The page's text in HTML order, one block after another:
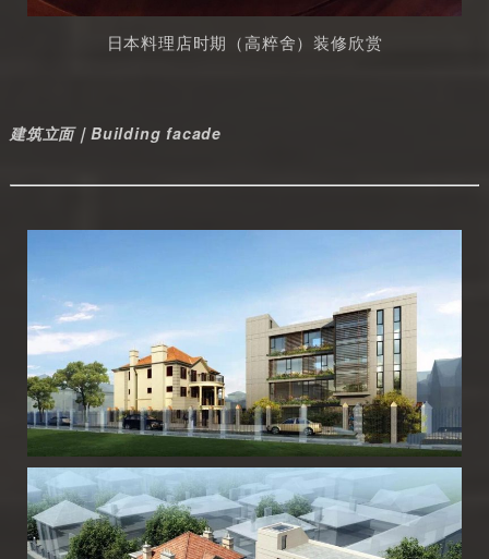
日本料理店时期（高粹舍）装修欣赏
建筑立面｜Building facade